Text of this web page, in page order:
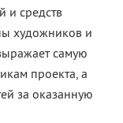
и средств
художников и
самую
проекта, а
за оказанную